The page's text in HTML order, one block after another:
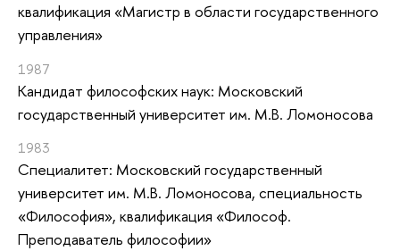
квалификация «Магистр в области государственного
управления»
1987
Кандидат философских наук: Московский
государственный университет им. М.В. Ломоносова
1983
Специалитет: Московский государственный
университет им. М.В. Ломоносова, специальность
«Философия», квалификация «Философ.
Преподаватель философии»